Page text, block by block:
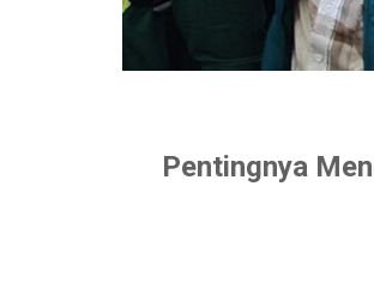
Pentingnya